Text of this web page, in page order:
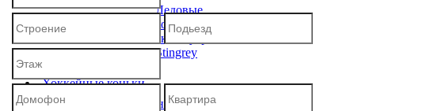
Ледовые
коньки и
аксессуары
Stingrey
Хоккейные коньки
Хоккейные коньки